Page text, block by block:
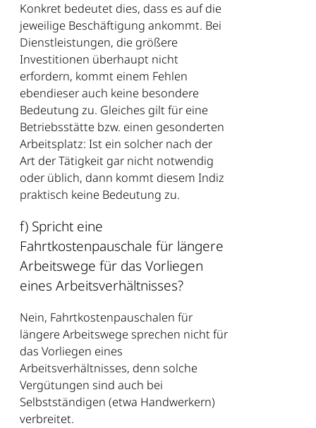
Konkret bedeutet dies, dass es auf die
jeweilige Beschäftigung ankommt. Bei
Dienstleistungen, die größere
Investitionen überhaupt nicht
erfordern, kommt einem Fehlen
ebendieser auch keine besondere
Bedeutung zu. Gleiches gilt für eine
Betriebsstätte bzw. einen gesonderten
Arbeitsplatz: Ist ein solcher nach der
Art der Tätigkeit gar nicht notwendig
oder üblich, dann kommt diesem Indiz
praktisch keine Bedeutung zu.
f) Spricht eine
Fahrtkostenpauschale für längere
Arbeitswege für das Vorliegen
eines Arbeitsverhältnisses?
Nein, Fahrtkostenpauschalen für
längere Arbeitswege sprechen nicht für
das Vorliegen eines
Arbeitsverhältnisses, denn solche
Vergütungen sind auch bei
Selbstständigen (etwa Handwerkern)
verbreitet.